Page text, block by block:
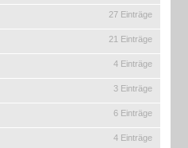
27 Einträge
21 Einträge
4 Einträge
3 Einträge
6 Einträge
4 Einträge